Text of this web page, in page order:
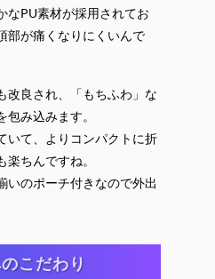
なPU素材が採用されてお
部が痛くなりにくいんで
改良され、「もちふわ」な
み込みます。
いて、よりコンパクトに折
楽ちんですね。
いのポーチ付きなので外出
こだわり